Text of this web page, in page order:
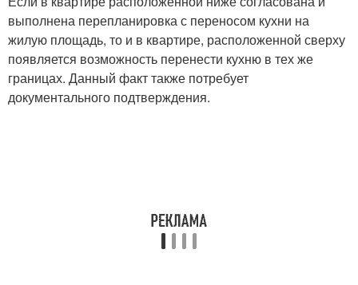
выполнена перепланировка с переносом кухни на
жилую площадь, то и в квартире, расположенной сверху
появляется возможность перенести кухню в тех же
границах. Данный факт также потребует
документального подтверждения.